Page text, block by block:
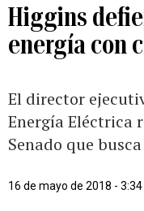
Higgins
energía con
El director
Energía Eléctrica
Senado que
16 de mayo de 2018 - 3:34